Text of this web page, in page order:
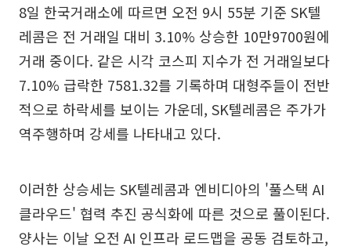
8일 한국거래소에 따르면 오전 9시 55분 기준 SK텔
레콤은 전 거래일 대비 3.10% 상승한 10만9700원에
거래 중이다. 같은 시각 코스피 지수가 전 거래일보다
7.10% 급락한 7581.32를 기록하며 대형주들이 전반
적으로 하락세를 보이는 가운데, SK텔레콤은 주가가
역주행하며 강세를 나타내고 있다.
이러한 상승세는 SK텔레콤과 엔비디아의 '풀스택 AI
클라우드' 협력 추진 공식화에 따른 것으로 풀이된다.
양사는 이날 오전 AI 인프라 로드맵을 공동 검토하고,